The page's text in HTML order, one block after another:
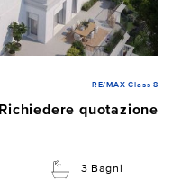
RE/MAX Class 8
Richiedere quotazione
3 Bagni